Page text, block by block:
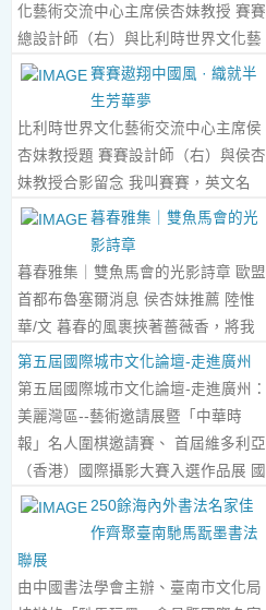
化藝術交流中心主席侯杏妹教授 賽賽
總設計師（右）與比利時世界文化藝
術交流中心主席侯杏妹教授及其題詞
合影留念 ‍ 賽賽/文 ‍ 近日有幸與比利
時籍華裔藝術家陸惟華、侯杏妹夫婦
傾心晤談，此番交流沒有客套的寒
暄，唯有藝術與文化的深度共鳴，言
骨與赤誠的文化情懷，暢談過後，內
心滿是深切的感念與久久不散的觸
動，更讓我對國風服飾的創作之路，
有了全新的認知與堅守。... Read
More...
賽賽遨翔中國風 · 織就半
生芳華夢
比利時世界文化藝術交流中心主席侯
杏妹教授題 賽賽設計師（右）與侯杏
妹教授合影留念 我叫賽賽，英文名
Elin，生於湖南邵東的鄉野村落，如
今紮根東莞，在服裝與設計的領域
裡，書寫著屬於自己的人生篇章。 我
的童年，是被墨香與書卷包裹的時
光。外公是當地頗負盛名的國畫愛好
師、老校長，他的一生，一半是教書
育人的赤誠，一半是筆墨丹青的風
雅。記憶裡，外公的書桌總鋪著宣
紙，狼毫筆起落間，山水花鳥躍然紙
上，窗外的田園炊煙、山間流雲，都
成了他筆下的景致。我總蹲在桌旁靜
靜凝望，看墨色在紙上暈染開深淺層
次，看線條勾勒出世間萬物，那些靈
動的筆觸、雅致的構圖，悄無聲息地
暮春雅集｜雙魚馬會的光
影詩章
暮春雅集｜雙魚馬會的光影詩章 歐盟
首都布魯塞爾消息 侯杏妹推薦 陸惟
華/文 暮春的風裹挾著薔薇香，將我
們引入香港雙魚河馬會的湖光畫卷
中。葉慶良博士、陸惟華博士、侯杏
妹教授與廖國玲小姐同游于此，在水
墨煙嵐與藝術雅趣間，共赴一場關於
時光的慢調敘事。 墨韻凝香：方寸亭
著的燈串尚未蘇醒，卻被攀援的藤蔓
織成了碎金簾幕。牙醫博士葉慶良的
書法彙報在此流淌，如古琴撥弦——
他從倉頡造字的鴻蒙傳說講起，指尖
第五屆國際城市文化論壇-走進廣州
第五屆國際城市文化論壇-走進廣州：
美麗灣區--藝術邀請展暨「中華時
報」名人圍棋邀請賽、 首屆維多利亞
（香港）國際攝影大賽入選作品展 國
際城市文化論壇介紹： 國際城市文化
論壇組委會和中華時報傳媒集團等機
構，成 功在中國內地和澳門主辦了三
屆国際城市文化論壇。第一 屆，於
250餘海內外書法名家佳
作齊聚臺南馳馬翫墨書法
聯展
由中國書法學會主辦、臺南市文化局